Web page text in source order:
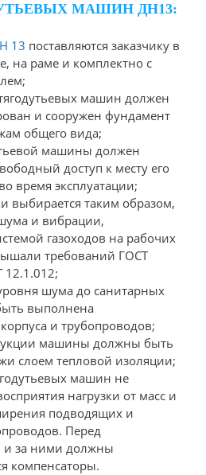
МАШИН ДН13:
13 поставляются заказчику в
на раме и комплектно с
машин должен
и сооружен фундамент
общего вида;
машины должен
доступ к месту его
время эксплуатации;
выбирается таким образом,
и вибрации,
газоходов на рабочих
требований ГОСТ
12.1.012;
шума до санитарных
выполнена
и трубопроводов;
машины должны быть
слоем тепловой изоляции;
машин не
нагрузки от масс и
подводящих и
Перед
и за ними должны
компенсаторы.